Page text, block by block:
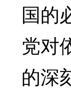
国的
党对
的深